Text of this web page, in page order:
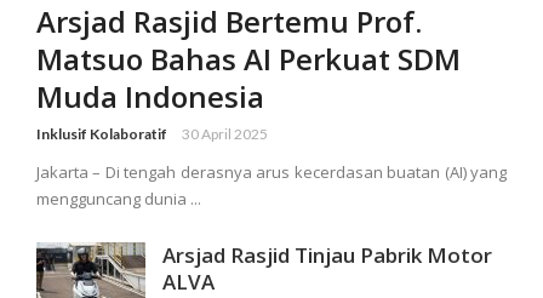
Arsjad Rasjid Bertemu Prof.
Matsuo Bahas AI Perkuat SDM
Muda Indonesia
Inklusif Kolaboratif 30 April 2025
Jakarta – Di tengah derasnya arus kecerdasan buatan (AI) yang
mengguncang dunia ...
Arsjad Rasjid Tinjau Pabrik Motor
ALVA